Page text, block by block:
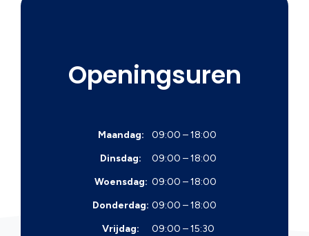
Openingsuren
Maandag:
09:00 – 18:00
Dinsdag:
09:00 – 18:00
Woensdag: 09:00 – 18:00
Donderdag: 09:00 – 18:00
Vrijdag:
09:00 – 15:30